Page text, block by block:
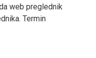
web preglednik
Termin